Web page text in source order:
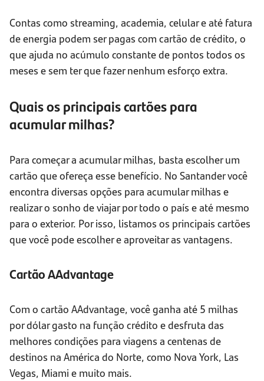
Contas como streaming, academia, celular e até fatura
de energia podem ser pagas com cartão de crédito, o
que ajuda no acúmulo constante de pontos todos os
meses e sem ter que fazer nenhum esforço extra.
Quais os principais cartões para
acumular milhas?
Para começar a acumular milhas, basta escolher um
cartão que ofereça esse benefício. No Santander você
encontra diversas opções para acumular milhas e
realizar o sonho de viajar por todo o país e até mesmo
para o exterior. Por isso, listamos os principais cartões
que você pode escolher e aproveitar as vantagens.
Cartão AAdvantage
Com o cartão AAdvantage, você ganha até 5 milhas
por dólar gasto na função crédito e desfruta das
melhores condições para viagens a centenas de
destinos na América do Norte, como Nova York, Las
Vegas, Miami e muito mais.